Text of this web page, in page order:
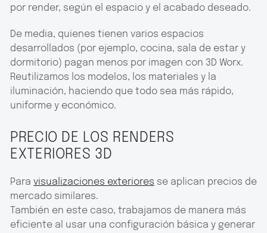
por render, según el espacio y el acabado deseado.
De media, quienes tienen varios espacios
desarrollados (por ejemplo, cocina, sala de estar y
dormitorio) pagan menos por imagen con 3D Worx.
Reutilizamos los modelos, los materiales y la
iluminación, haciendo que todo sea más rápido,
uniforme y económico.
PRECIO DE LOS RENDERS
EXTERIORES 3D
Para visualizaciones exteriores se aplican precios de
mercado similares.
También en este caso, trabajamos de manera más
eficiente al usar una configuración básica y generar